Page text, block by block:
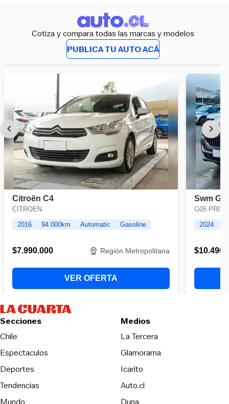
Cotiza y compara todas las marcas y modelos
PUBLICA TU AUTO ACÁ
Secciones
Chile
Espectaculos
Deportes
Tendencias
Medios
La TerceraOpens in new
Glamorama
Icarito
Auto.cl